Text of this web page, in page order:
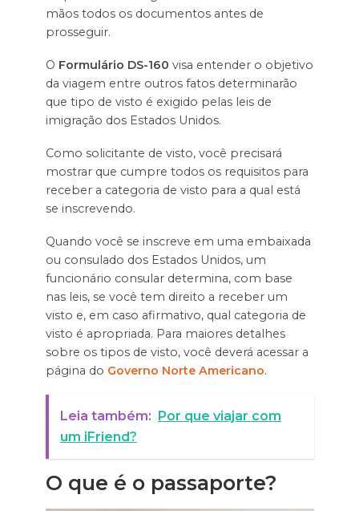
mãos todos os documentos antes de
prosseguir.
O Formulário DS-160 visa entender o objetivo
da viagem entre outros fatos determinarão
que tipo de visto é exigido pelas leis de
imigração dos Estados Unidos.
Como solicitante de visto, você precisará
mostrar que cumpre todos os requisitos para
receber a categoria de visto para a qual está
se inscrevendo.
Quando você se inscreve em uma embaixada
ou consulado dos Estados Unidos, um
funcionário consular determina, com base
nas leis, se você tem direito a receber um
visto e, em caso afirmativo, qual categoria de
visto é apropriada. Para maiores detalhes
sobre os tipos de visto, você deverá acessar a
página do Governo Norte Americano.
Leia também: Por que viajar com
um iFriend?
O que é o passaporte?